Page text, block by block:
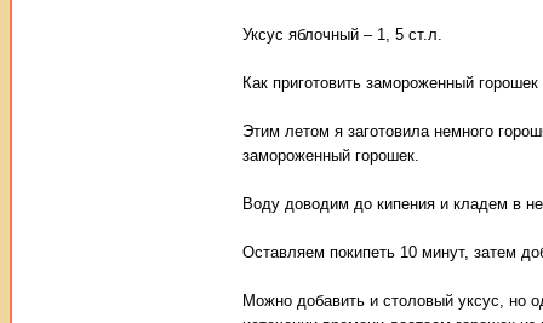
Уксус яблочный – 1, 5 ст.л.
Как приготовить замороженный
Этим летом я заготовила немного
замороженный горошек.
Воду доводим до кипения и кладем в
Оставляем покипеть 10 минут, затем
Можно добавить и столовый уксус, но